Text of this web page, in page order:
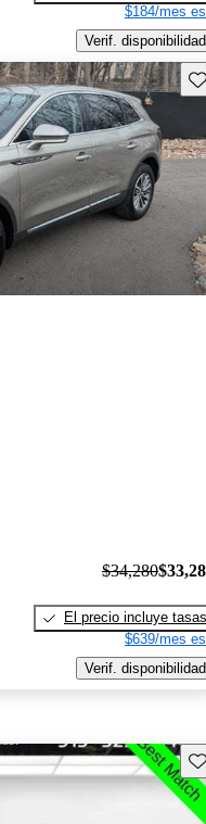
$184/mes
Verif. disponibilidad
$34,280
El precio incluye tasas
$639/mes
Verif. disponibilidad